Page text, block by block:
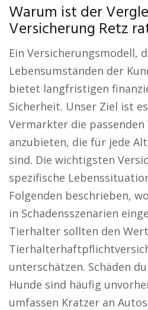
Warum ist der
Versicherung Retz
Ein Versicherungsmodell,
Lebensumständen der
bietet langfristigen
Sicherheit. Unser Ziel ist
Vermarkter die passenden
anzubieten, die für jede
sind. Die wichtigsten
spezifische
Folgenden beschrieben,
in Schadensszenarien
Tierhalter sollten den
unterschätzen. Schäden
Hunde sind häufig
umfassen Kratzer an